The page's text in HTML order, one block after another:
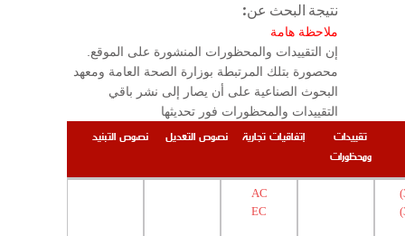
نتيجة البحث عن:
ملاحظة هامة
محصورة بتلك المرتبطة بوزارة الصحة العامة ومعهد
البحوث الصناعية على أن يصار إلى نشر باقي
التقييدات والمحظورات فور تحديثها
تقييدات
ومحظورات
إتفاقيات تجارية نصوص التعديل نصوص التبنيد
AC
EC